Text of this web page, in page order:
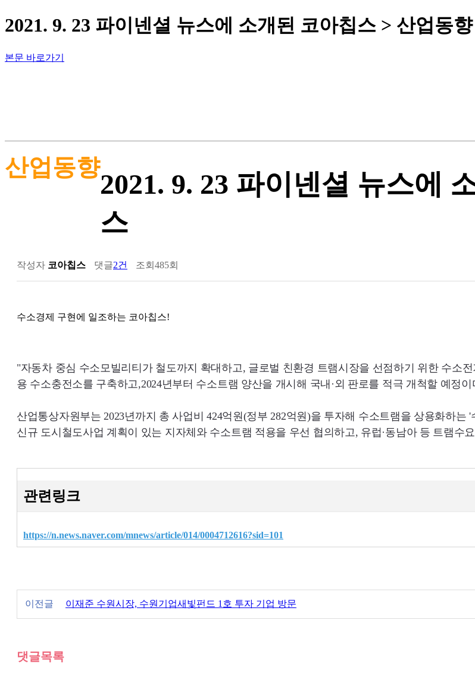
2021. 9. 23 파이넨셜 뉴스에 소개된 코아칩스 > 산업동향
본문 바로가기
산업동향
2021. 9. 23 파이넨셜 뉴스에
스
작성자 코아칩스 댓글2건 조회 485회
수소경제 구현에 일조하는 코아칩스!
"자동차 중심 수소모빌리티가 철도까지 확대하고, 글로벌 친환경 트램시장을 선점하기 위한 수소
용 수소충전소를 구축하고,2024년부터 수소트램 양산을 개시해 국내·외 판로를 적극 개척할 예정이
산업통상자원부는 2023년까지 총 사업비424억원(정부 282억원)을 투자해 수소트램을 상용화하는
신규 도시철도사업 계획이 있는 지자체와 수소트램 적용을 우선 협의하고, 유럽·동남아 등 트램수
관련링크
https://n.news.naver.com/mnews/article/014/0004712616?sid=101
이전글 이재준 수원시장, 수원기업새빛펀드 1호 투자 기업 방문
댓글목록